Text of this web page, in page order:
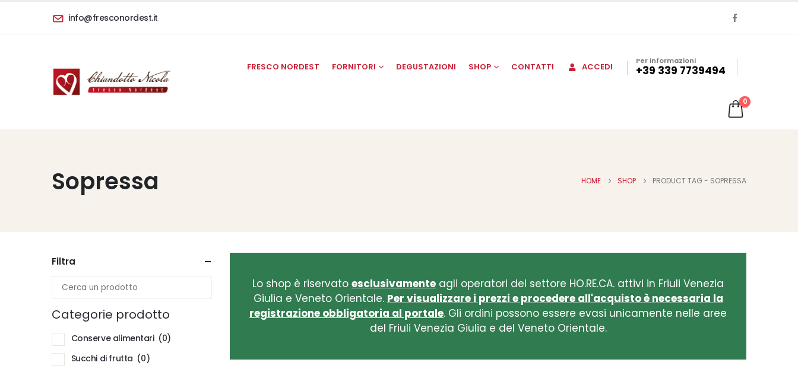
info@fresconordest.it
FRESCO NORDEST FORNITORI DEGUSTAZIONI SHOP CONTATTI ACCEDI
Per informazioni
+39 339 7739494
0
Sopressa HOME SHOP PRODUCT TAG - SOPRESSA
Lo shop è riservato esclusivamente agli operatori del settore HO.RE.CA. attivi in Friuli Venezia
Giulia e Veneto Orientale. Per visualizzare i prezzi e procedere all'acquisto è necessaria la
registrazione obbligatoria al portale. Gli ordini possono essere evasi unicamente nelle aree
del Friuli Venezia Giulia e del Veneto Orientale.
Filtra
Categorie prodotto
Conserve alimentari (0)
Succhi di frutta (0)